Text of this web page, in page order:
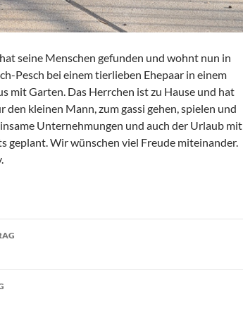
seine Menschen gefunden und wohnt nun in
Pesch bei einem tierlieben Ehepaar in einem
mit Garten. Das Herrchen ist zu Hause und hat
den kleinen Mann, zum gassi gehen, spielen und
Unternehmungen und auch der Urlaub mit
geplant. Wir wünschen viel Freude miteinander.